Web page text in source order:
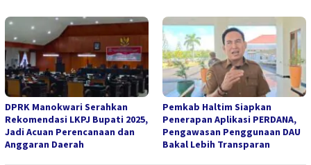
DPRK Manokwari Serahkan
Rekomendasi LKPJ Bupati 2025,
Jadi Acuan Perencanaan dan
Anggaran Daerah
Pemkab Haltim Siapkan
Penerapan Aplikasi PERDANA,
Pengawasan Penggunaan DAU
Bakal Lebih Transparan